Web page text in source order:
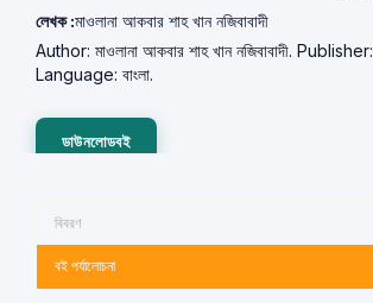
লেখক :মাওলানা আকবার শাহ খান নজিবাবাদী
Author: মাওলানা আকবার শাহ খান নজিবাবাদী. Publisher:
Language: বাংলা.
ডাউনলোডবই
বিবরণ
বই পর্যালোচনা